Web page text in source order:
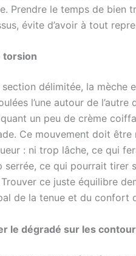
Prendre le temps de bien
évite d’avoir à tout
torsion
délimitée, la mèche
l’une autour de
un peu de crème
Ce mouvement doit
: ni trop lâche, ce qui
serrée, ce qui pourrait tirer
ce juste équilibre
de la tenue et du confort
le dégradé sur les